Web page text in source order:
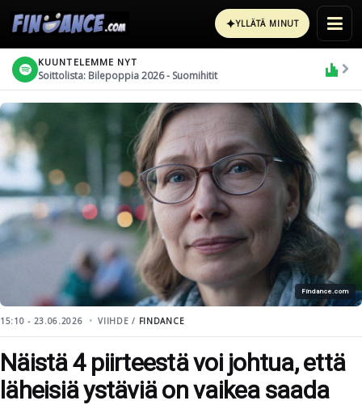
✦YLLÄTÄ MINUT
KUUNTELEMME NYT
Soittolista: Bilepoppia 2026 - Suomihitit
Findance.com
15:10 - 23.06.2026 VIIHDE / FINDANCE
Näistä 4 piirteestä voi johtua, että
läheisiä ystäviä on vaikea saada